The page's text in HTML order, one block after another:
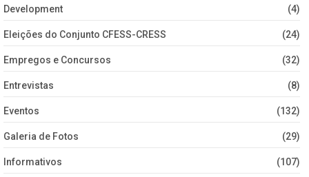
Development (4)
Eleições do Conjunto CFESS-CRESS (24)
Empregos e Concursos (32)
Entrevistas (8)
Eventos (132)
Galeria de Fotos (29)
Informativos (107)